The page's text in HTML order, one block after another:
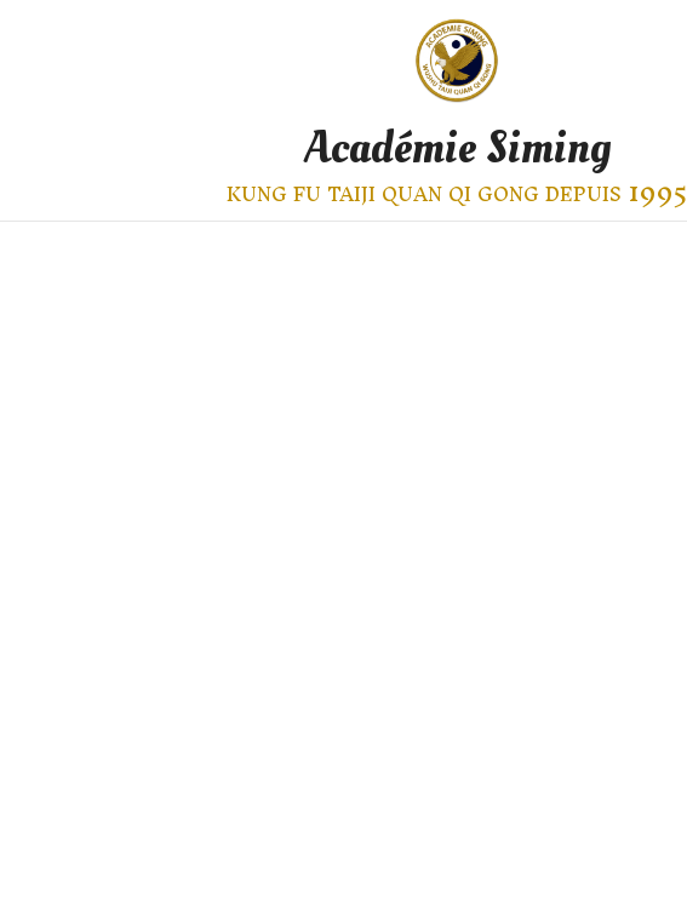
Académie Siming
kung fu taiji quan qi gong depuis 1995